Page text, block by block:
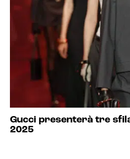
Gucci presenterà tre
2025